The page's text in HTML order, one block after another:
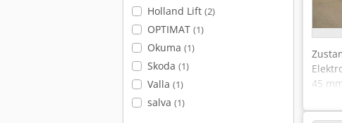
Holland Lift (2)
OPTIMAT (1)
Okuma (1)
Skoda (1)
Valla (1)
salva (1)
45
A
2030/